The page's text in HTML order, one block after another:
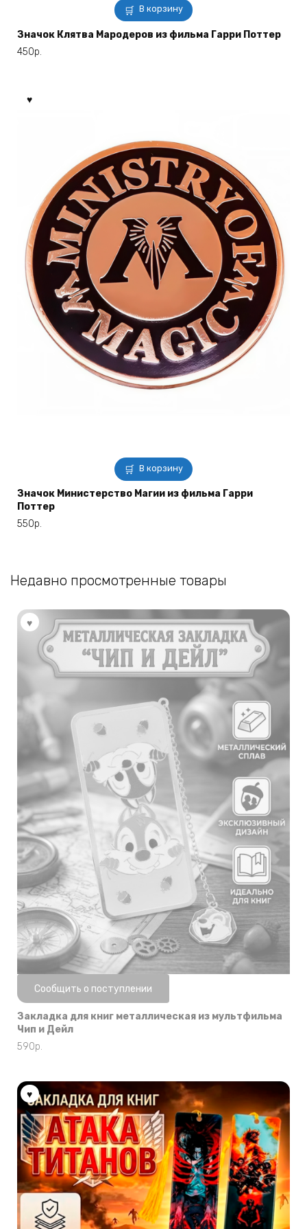
В корзину
Значок Клятва Мародеров из фильма Гарри Поттер
450р.
В корзину
Значок Министерство Магии из фильма Гарри
Поттер
550р.
Недавно просмотренные товары
Нет в наличии
Сообщить о поступлении
Закладка для книг металлическая из мультфильма
Чип и Дейл
590р.